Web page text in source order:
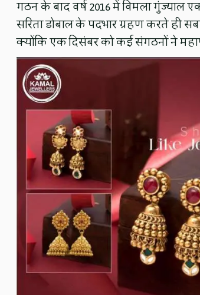
गठन के बाद वर्ष 2016 में विमला गुंज्याल
सरिता डोबाल के पदभार ग्रहण करते ही
क्योंकि एक दिसंबर को कई संगठनों ने